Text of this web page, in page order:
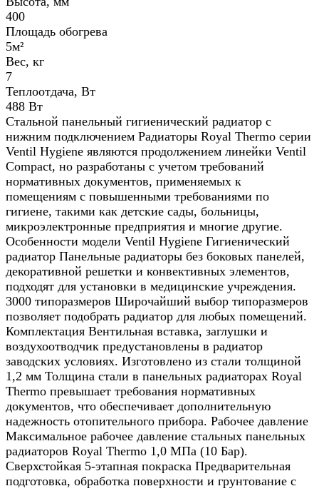
400
Площадь обогрева
5м²
Вес, кг
7
Теплоотдача, Вт
488 Вт
Стальной панельный гигиенический радиатор с
нижним подключением Радиаторы Royal Thermo серии
Ventil Hygiene являются продолжением линейки Ventil
Compact, но разработаны с учетом требований
нормативных документов, применяемых к
помещениям с повышенными требованиями по
гигиене, такими как детские сады, больницы,
микроэлектронные предприятия и многие другие.
Особенности модели Ventil Hygiene Гигиенический
радиатор Панельные радиаторы без боковых панелей,
декоративной решетки и конвективных элементов,
подходят для установки в медицинские учреждения.
3000 типоразмеров Широчайший выбор типоразмеров
позволяет подобрать радиатор для любых помещений.
Комплектация Вентильная вставка, заглушки и
воздухоотводчик предустановлены в радиатор
заводских условиях. Изготовлено из стали толщиной
1,2 мм Толщина стали в панельных радиаторах Royal
Thermo превышает требования нормативных
документов, что обеспечивает дополнительную
надежность отопительного прибора. Рабочее давление
Максимальное рабочее давление стальных панельных
радиаторов Royal Thermo 1,0 МПа (10 Бар).
Сверхстойкая 5-этапная покраска Предварительная
подготовка, обработка поверхности и грунтование с